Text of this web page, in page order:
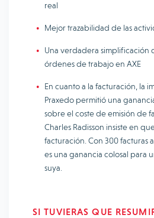
real
Mejor trazabilidad de las
Una verdadera simplificación
órdenes de trabajo en AXE
En cuanto a la facturación, la
Praxedo permitió una
sobre el coste de emisión de
Charles Radisson insiste en
facturación. Con 300 facturas
es una ganancia colosal para
suya.
SI TUVIERAS QUE